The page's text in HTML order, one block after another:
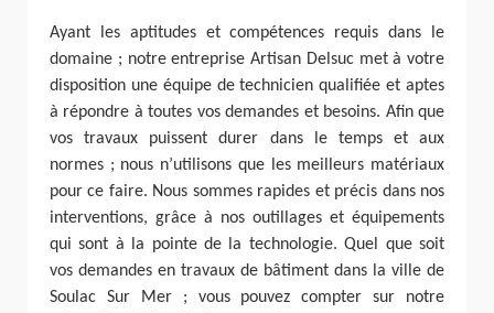
Ayant les aptitudes et compétences requis dans le
domaine ; notre entreprise Artisan Delsuc met à votre
disposition une équipe de technicien qualifiée et aptes
à répondre à toutes vos demandes et besoins. Afin que
vos travaux puissent durer dans le temps et aux
normes ; nous n’utilisons que les meilleurs matériaux
pour ce faire. Nous sommes rapides et précis dans nos
interventions, grâce à nos outillages et équipements
qui sont à la pointe de la technologie. Quel que soit
vos demandes en travaux de bâtiment dans la ville de
Soulac Sur Mer ; vous pouvez compter sur notre